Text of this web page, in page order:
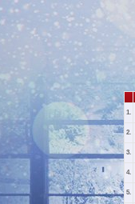
1.
2.
3.
4.
5.